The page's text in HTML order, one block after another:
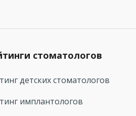
стоматологов
детских стоматологов
имплантологов